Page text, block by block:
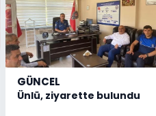
GÜNCEL
Ünlü, ziyarette bulundu